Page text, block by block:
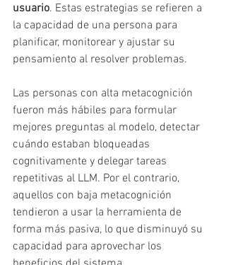
usuario. Estas estrategias se refieren a
la capacidad de una persona para
planificar, monitorear y ajustar su
pensamiento al resolver problemas.
Las personas con alta metacognición
fueron más hábiles para formular
mejores preguntas al modelo, detectar
cuándo estaban bloqueadas
cognitivamente y delegar tareas
repetitivas al LLM. Por el contrario,
aquellos con baja metacognición
tendieron a usar la herramienta de
forma más pasiva, lo que disminuyó su
capacidad para aprovechar los